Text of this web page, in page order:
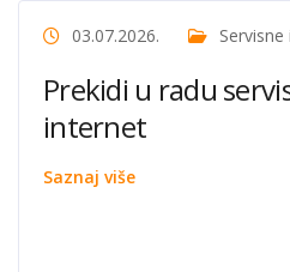
03.07.2026.
Prekidi u radu
internet
Saznaj više